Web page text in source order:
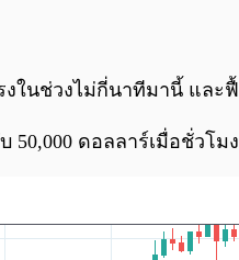
ในช่วงไม่กี่นาทีมานี้ และ
50,000 ดอลลาร์เมื่อชั่วโม